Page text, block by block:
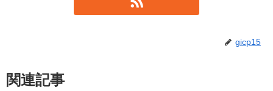
gicp15
関連記事